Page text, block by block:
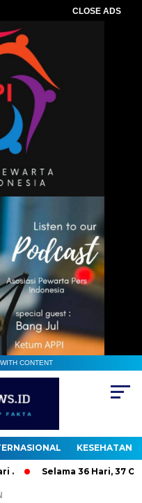
CLOSE ADS
CONTENT
KESEHATAN
Selama 36 Hari, 37 Orang